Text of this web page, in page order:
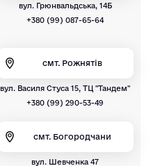
вул. Грюнвальдська, 14Б
+380 (99) 087-65-64
смт. Рожнятів
вул. Василя Стуса 15, ТЦ "Тандем"
+380 (99) 290-53-49
смт. Богородчани
вул. Шевченка 47